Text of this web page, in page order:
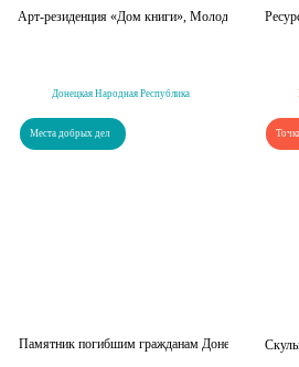
Арт-резиденция «Дом книги», Молодежный центр
Донецкая Народная Республика
Места добрых дел
Памятник погибшим гражданам Донецкой